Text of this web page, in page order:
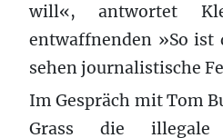
will«, antwortet
entwaffnenden »So ist
sehen journalistische
Im Gespräch mit Tom
Grass die illegale